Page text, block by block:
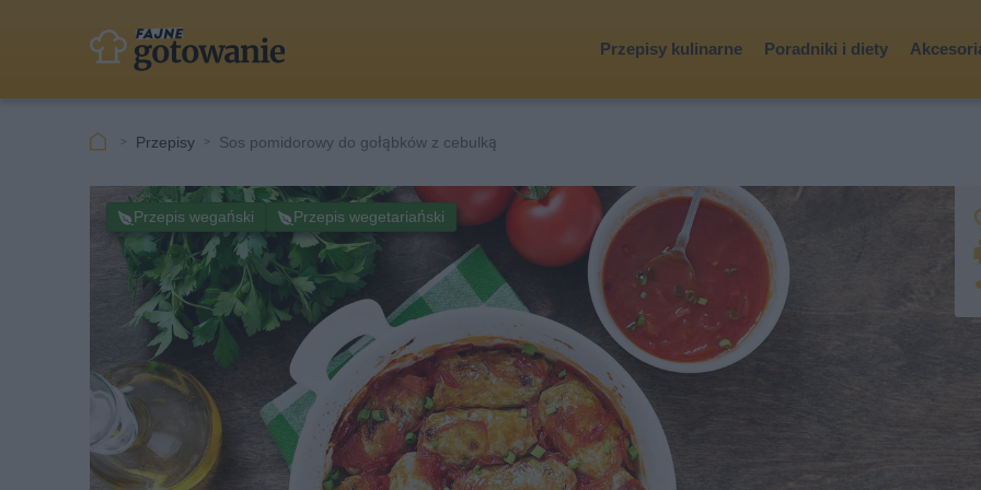
Przepisy kulinarne Poradniki i diety
Przepisy Sos pomidorowy do gołąbków z cebulką
Przepis wegański Przepis wegetariański